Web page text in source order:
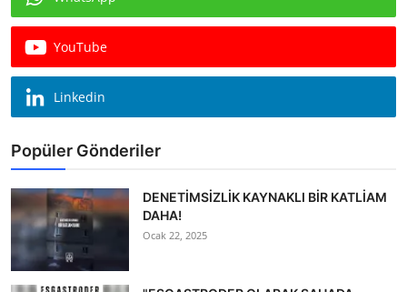
Ekonomi
Kütahya
Özel Haber
Teknoloji
Spor
TBMM Haberleri
Belediye
YouTube
Linkedin
Popüler Gönderiler
DENETİMSİZLİK KAYNAKLI BİR KATLİAM
DAHA!
Ocak 22, 2025